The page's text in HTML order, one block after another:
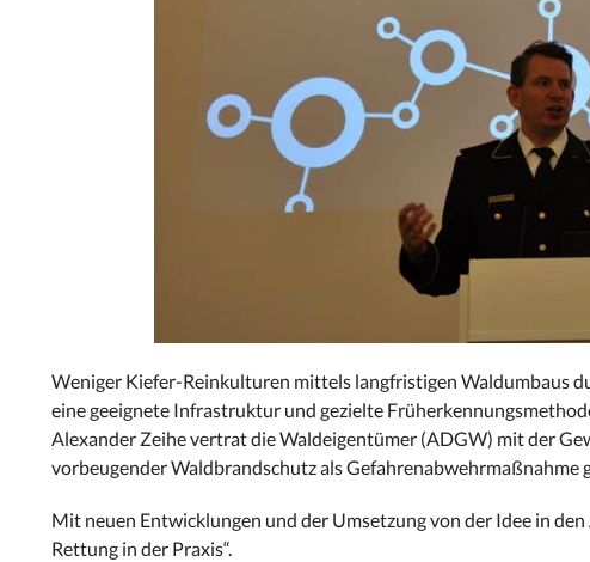
Weniger Kiefer-Reinkulturen mittels langfristigen Waldumbaus
eine geeignete Infrastruktur und gezielte
Alexander Zeihe vertrat die Waldeigentümer (ADGW) mit der
vorbeugender Waldbrandschutz als
Mit neuen Entwicklungen und der Umsetzung von der Idee in
Rettung in der Praxis“.